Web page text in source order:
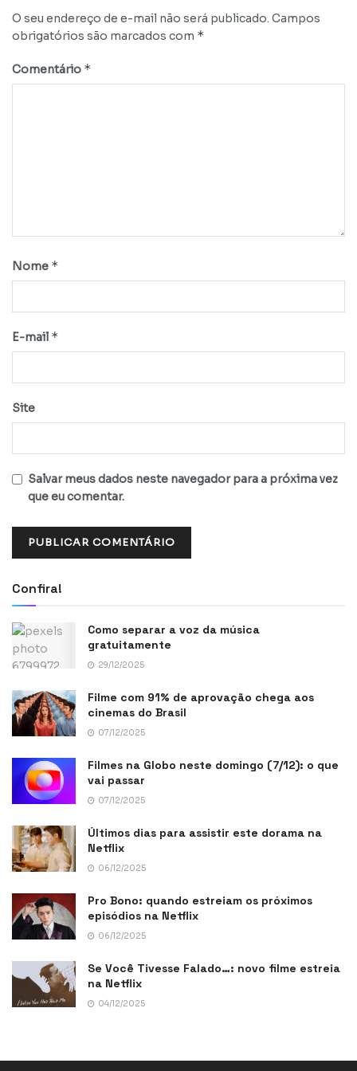
O seu endereço de e-mail não será publicado. Campos
obrigatórios são marcados com *
Comentário *
Nome *
E-mail *
Site
Salvar meus dados neste navegador para a próxima vez
que eu comentar.
Confira!
Como separar a voz da música
gratuitamente
29/12/2025
Filme com 91% de aprovação chega aos
cinemas do Brasil
07/12/2025
Filmes na Globo neste domingo (7/12): o que
vai passar
07/12/2025
Últimos dias para assistir este dorama na
Netflix
06/12/2025
Pro Bono: quando estreiam os próximos
episódios na Netflix
06/12/2025
Se Você Tivesse Falado…: novo filme estreia
na Netflix
04/12/2025